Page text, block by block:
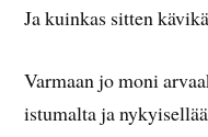
Ja kuinkas sitten
Varmaan jo moni
istumalta ja